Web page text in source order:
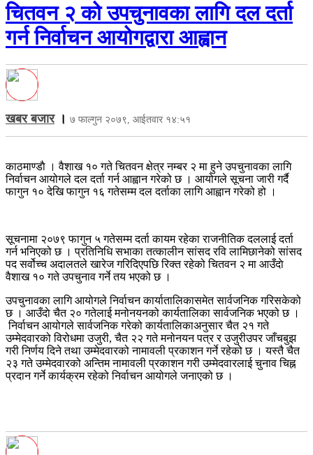
चितवन २ को उपचुनावका लागि दल दर्ता
गर्न निर्वाचन आयोगद्वारा आह्वान
खबर बजार। ७ फाल्गुन २०७९, आईतवार १४:५१
काठमाण्डाै । वैशाख १० गते चितवन क्षेत्र नम्बर २ मा हुने उपचुनावका लागि
निर्वाचन आयोगले दल दर्ता गर्न आह्वान गरेको छ । आयोगले सूचना जारी गर्दै
फागुन १० देखि फागुन १६ गतेसम्म दल दर्ताका लागि आह्वान गरेको हो ।
सूचनामा २०७९ फागुन ५ गतेसम्म दर्ता कायम रहेका राजनीतिक दललाई दर्ता
गर्न भनिएको छ । प्रतिनिधि सभाका तत्कालीन सांसद रवि लामिछानेको सांसद
पद सर्वोच्च अदालतले खारेज गरिदिएपछि रिक्त रहेको चितवन २ मा आउँदाे
वैशाख १० गते उपचुनाव गर्ने तय भएको छ ।
उपचुनावका लागि आयोगले निर्वाचन कार्यातालिकासमेत सार्वजनिक गरिसकेको
छ । आउँदाे चैत २० गतेलाई मनोनयनको कार्यतालिका सार्वजनिक भएको छ ।
निर्वाचन आयोगले सार्वजनिक गरेको कार्यतालिकाअनुसार चैत २१ गते
उम्मेदवारको विरोधमा उजुरी, चैत २२ गते मनोनयन पत्र र उजुरीउपर जाँचबुझ
गरी निर्णय दिने तथा उम्मेदवारको नामावली प्रकाशन गर्ने रहेको छ । यस्तै चैत
२३ गते उम्मेदवारको अन्तिम नामावली प्रकाशन गरी उम्मेदवारलाई चुनाव चिह्न
प्रदान गर्ने कार्यक्रम रहेको निर्वाचन आयोगले जनाएको छ ।